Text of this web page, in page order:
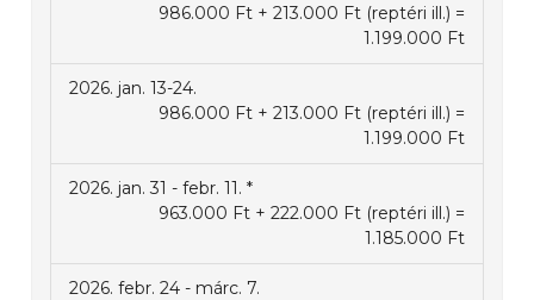
986.000 Ft + 213.000 Ft (reptéri ill.) =
1.199.000 Ft
2026. jan. 13-24.
986.000 Ft + 213.000 Ft (reptéri ill.) =
1.199.000 Ft
2026. jan. 31 - febr. 11. *
963.000 Ft + 222.000 Ft (reptéri ill.) =
1.185.000 Ft
2026. febr. 24 - márc. 7.